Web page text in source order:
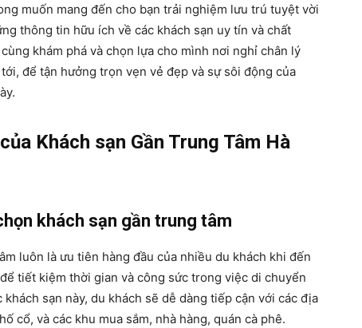
muốn mang đến cho bạn trải nghiệm lưu trú tuyệt vời
thông tin hữu ích về các khách sạn uy tín và chất
khám phá và chọn lựa cho mình nơi nghỉ chân lý
để tận hưởng trọn vẹn vẻ đẹp và sự sôi động của
Khách sạn Gần Trung Tâm Hà
khách sạn gần trung tâm
luôn là ưu tiên hàng đầu của nhiều du khách khi đến
tiết kiệm thời gian và công sức trong việc di chuyển
sạn này, du khách sẽ dễ dàng tiếp cận với các địa
cổ, và các khu mua sắm, nhà hàng, quán cà phê.